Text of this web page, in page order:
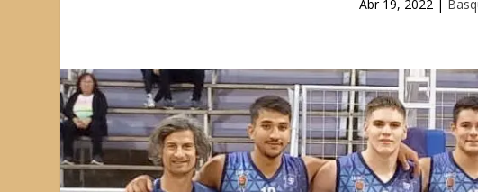
Abr 19, 2022 |